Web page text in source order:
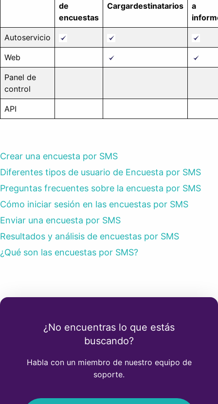
de
encuestas
Cargardestinatarios
a
Autoservicio
Web
Panel de
control
API
Crear una encuesta por SMS
Diferentes tipos de usuario de Encuesta por SMS
Preguntas frecuentes sobre la encuesta por SMS
Cómo iniciar sesión en las encuestas por SMS
Enviar una encuesta por SMS
Resultados y análisis de encuestas por SMS
¿Qué son las encuestas por SMS?
¿No encuentras lo que estás
buscando?
Habla con un miembro de nuestro equipo de
soporte.